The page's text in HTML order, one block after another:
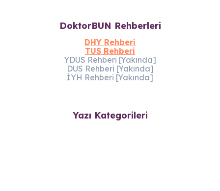
DoktorBUN Rehberleri
DHY Rehberi
TUS Rehberi
YDUS Rehberi [Yakında]
DUS Rehberi [Yakında]
İYH Rehberi [Yakında]
Yazı Kategorileri